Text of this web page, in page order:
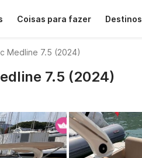
Coisas para fazer Destinos
Medline 7.5 (2024)
7.5 (2024)